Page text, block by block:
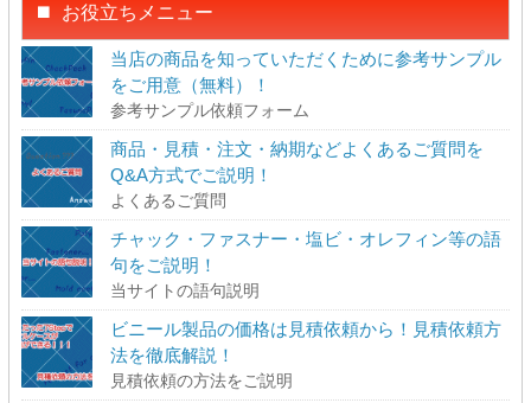
お役立ちメニュー
当店の商品を知っていただくために参考サンプル
をご用意（無料）！
参考サンプル依頼フォーム
商品・見積・注文・納期などよくあるご質問を
Q&A方式でご説明！
よくあるご質問
チャック・ファスナー・塩ビ・オレフィン等の語
句をご説明！
当サイトの語句説明
ビニール製品の価格は見積依頼から！見積依頼方
法を徹底解説！
見積依頼の方法をご説明